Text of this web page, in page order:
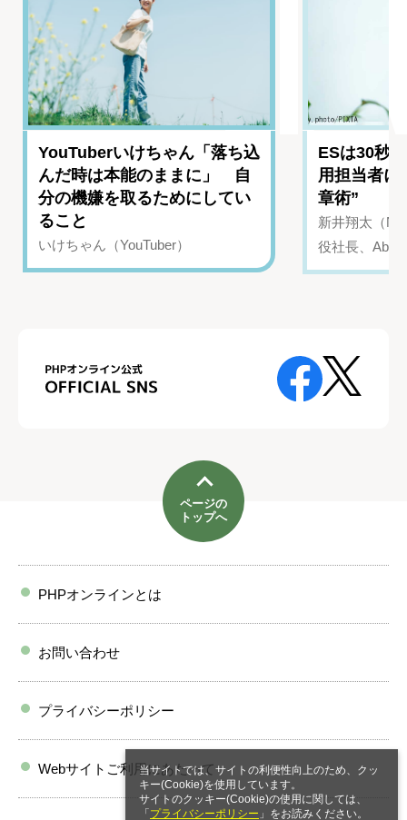
当サイトでは、サイトの利便性向上のため、クッ
キー(Cookie)を使用しています。
サイトのクッキー(Cookie)の使用に関しては、
「 プライバシーポリシー 」をお読みください。
YouTuberいけちゃん「落ち込
んだ時は本能のままに」 自
分の機嫌を取るためにしてい
ること
いけちゃん（YouTuber）
ESは30秒
用担当者に
章術”
新井翔太（
役社長、
ページの
トップへ
PHPオンラインとは
お問い合わせ
プライバシーポリシー
Webサイトご利用にあたって